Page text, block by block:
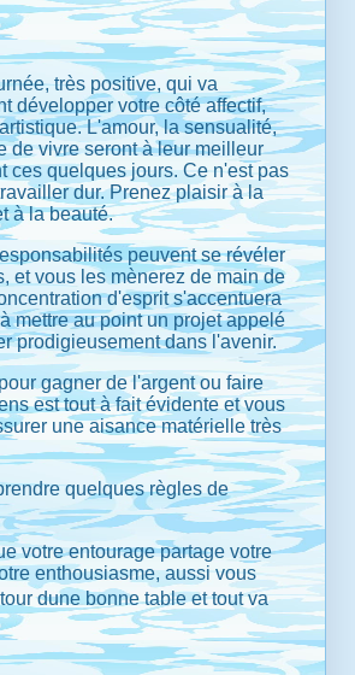
très positive, qui va
développer votre côté affectif,
L'amour, la sensualité,
de vivre seront à leur meilleur
ces quelques jours. Ce n'est pas
dur. Prenez plaisir à la
à la beauté.
peuvent se révéler
et vous les mènerez de main de
d'esprit s'accentuera
mettre au point un projet appelé
prodigieusement dans l'avenir.
gagner de l'argent ou faire
est tout à fait évidente et vous
une aisance matérielle très
quelques règles de
votre entourage partage votre
enthousiasme, aussi vous
dune bonne table et tout va